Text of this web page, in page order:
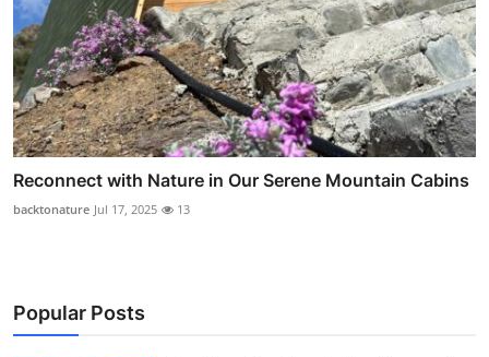
Reconnect with Nature in Our Serene Mountain Cabins
backtonature Jul 17, 2025 13
Popular Posts